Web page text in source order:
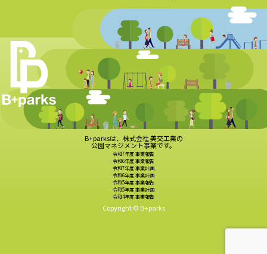
B+parksは、株式会社 美交工業の
公園マネジメント事業です。
令和7年度 事業報告
令和6年度 事業報告
令和7年度 事業計画
令和6年度 事業計画
令和5年度 事業報告
令和5年度 事業計画
令和4年度 事業報告
Copyright © B+parks